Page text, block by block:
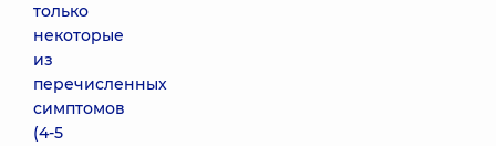
только
некоторые
из
перечисленных
симптомов
(4-5